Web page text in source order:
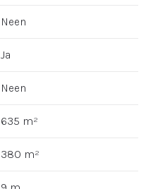
Neen
Ja
Neen
635 m²
380 m²